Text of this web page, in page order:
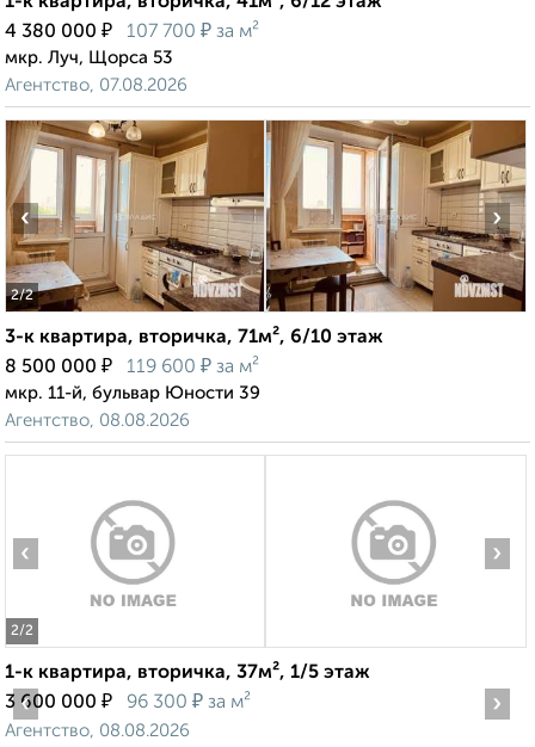
4 380 000 ₽ 107 700 ₽ за м²
мкр. Луч, Щорса 53
Агентство, 07.08.2026
2/2
‹ ›
3-к квартира, вторичка, 71м², 6/10 этаж
8 500 000 ₽ 119 600 ₽ за м²
мкр. 11-й, бульвар Юности 39
Агентство, 08.08.2026
2/2
‹ ›
1-к квартира, вторичка, 37м², 1/5 этаж
3 600 000 ₽ 96 300 ₽ за м²
Агентство, 08.08.2026
‹ ›